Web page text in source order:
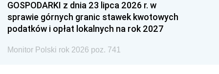
GOSPODARKI z dnia 23 lipca 2026 r. w
sprawie górnych granic stawek kwotowych
podatków i opłat lokalnych na rok 2027
Monitor Polski rok 2026 poz. 741